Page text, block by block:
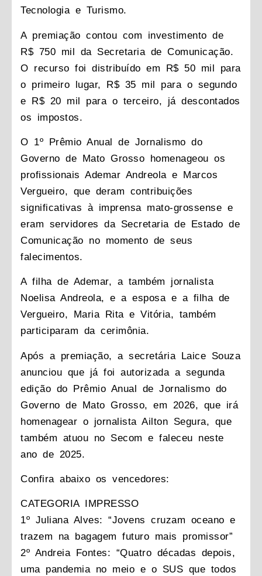
Tecnologia e Turismo.
A premiação contou com investimento de
R$ 750 mil da Secretaria de Comunicação.
O recurso foi distribuído em R$ 50 mil para
o primeiro lugar, R$ 35 mil para o segundo
e R$ 20 mil para o terceiro, já descontados
os impostos.
O 1º Prêmio Anual de Jornalismo do
Governo de Mato Grosso homenageou os
profissionais Ademar Andreola e Marcos
Vergueiro, que deram contribuições
significativas à imprensa mato-grossense e
eram servidores da Secretaria de Estado de
Comunicação no momento de seus
falecimentos.
A filha de Ademar, a também jornalista
Noelisa Andreola, e a esposa e a filha de
Vergueiro, Maria Rita e Vitória, também
participaram da cerimônia.
Após a premiação, a secretária Laice Souza
anunciou que já foi autorizada a segunda
edição do Prêmio Anual de Jornalismo do
Governo de Mato Grosso, em 2026, que irá
homenagear o jornalista Ailton Segura, que
também atuou no Secom e faleceu neste
ano de 2025.
Confira abaixo os vencedores:
CATEGORIA IMPRESSO
1º Juliana Alves: “Jovens cruzam oceano e
trazem na bagagem futuro mais promissor”
2º Andreia Fontes: “Quatro décadas depois,
uma pandemia no meio e o SUS que todos